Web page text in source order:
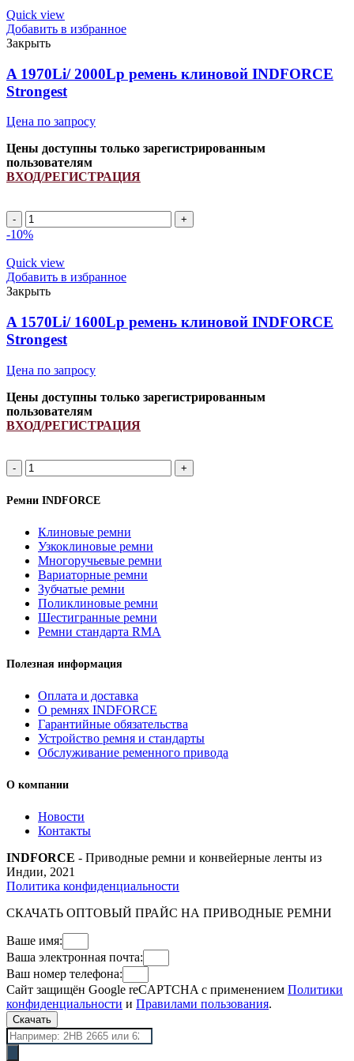
ремень
клиновой
INDFORCE
Strongest
quantity
Quick view
Добавить в избранное
Закрыть
A 1970Li/ 2000Lp ремень клиновой INDFORCE
Strongest
Цена по запросу
Цены доступны только зарегистрированным
пользователям
ВХОД/РЕГИСТРАЦИЯ
A
1970Li/
ремень
клиновой
INDFORCE
Strongest
quantity
-10%
Quick view
Добавить в избранное
Закрыть
A 1570Li/ 1600Lp ремень клиновой INDFORCE
Strongest
Цена по запросу
Цены доступны только зарегистрированным
пользователям
ВХОД/РЕГИСТРАЦИЯ
A
1570Li/
1600Lp
ремень
INDFORCE
Strongest
quantity
Ремни INDFORCE
Клиновые ремни
Узкоклиновые ремни
Многоручьевые ремни
Вариаторные ремни
Зубчатые ремни
Поликлиновые ремни
Шестигранные ремни
Ремни стандарта RMA
Полезная информация
Оплата и доставка
О ремнях INDFORCE
Гарантийные обязательства
Устройство ремня и стандарты
Обслуживание ременного привода
О компании
Новости
Контакты
INDFORCE - Приводные ремни и конвейерные ленты из
Индии, 2021
Политика конфиденциальности
СКАЧАТЬ ОПТОВЫЙ ПРАЙС НА ПРИВОДНЫЕ РЕМНИ
Ваше имя:
Ваша электронная почта:
Ваш номер телефона:
Сайт защищён Google reCAPTCHA с применением Политики
конфиденциальности и Правилами пользования.
Скачать
Поиск
товаров